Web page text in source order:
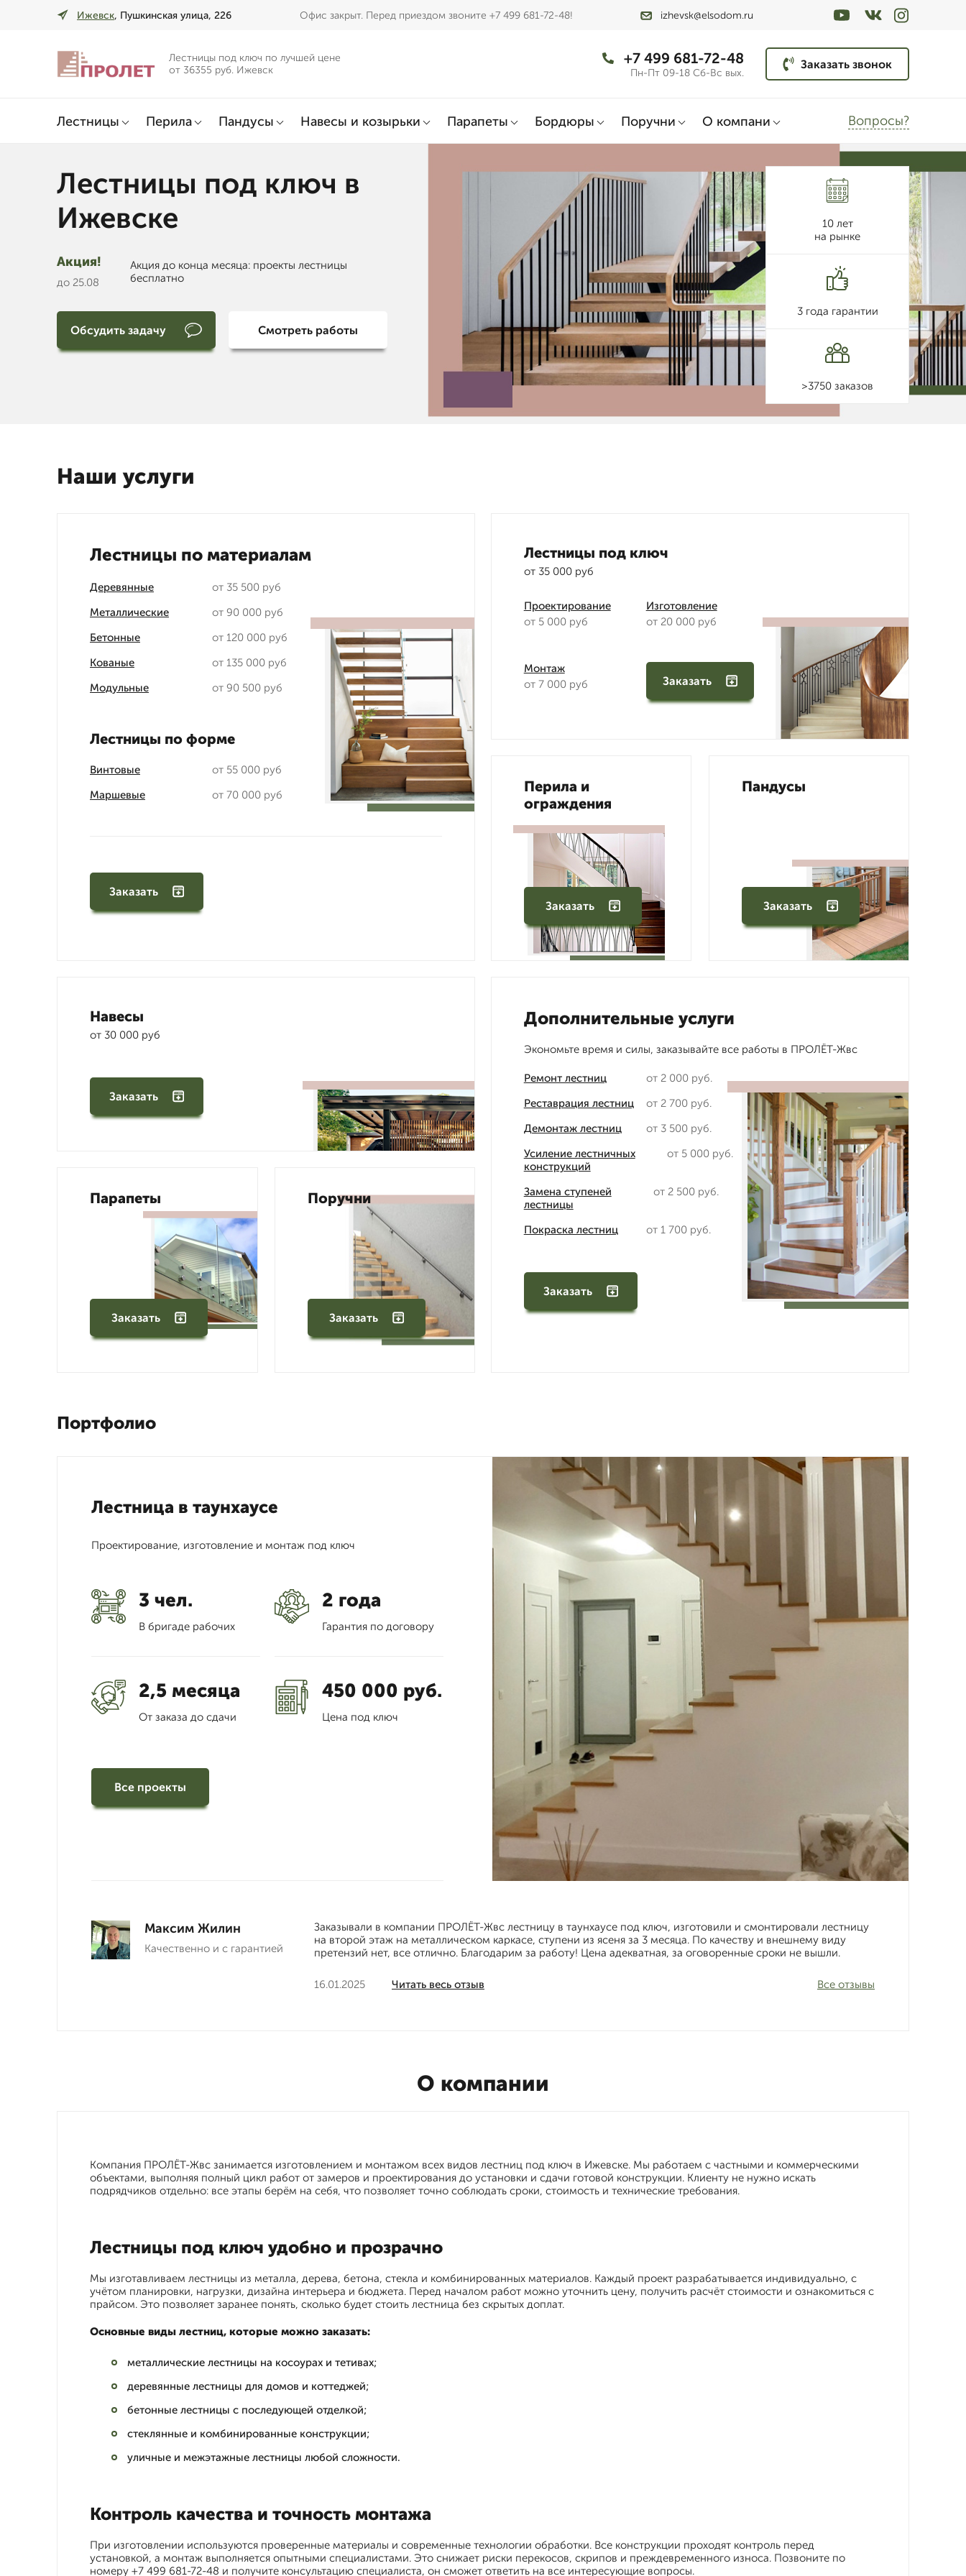
Ижевск, Пушкинская улица, 226 Офис закрыт. Перед приездом звоните +7 499 681-72-48! izhevsk@elsodom.ru
Лестницы под ключ по лучшей цене
от 36355 руб. Ижевск
+7 499 681-72-48
Пн-Пт 09-18 Сб-Вс вых.
Заказать звонок
Лестницы Перила Пандусы Навесы и козырьки Парапеты Бордюры Поручни О компани Вопросы?
Лестницы под ключ в
Ижевске
Акция!
до 25.08
Акция до конца месяца: проекты лестницы
бесплатно
Обсудить задачу Смотреть работы
10 лет
на рынке
3 года гарантии
>3750 заказов
Наши услуги
Лестницы по материалам
Деревянные
от 35 500 руб
Металлические
от 90 000 руб
Бетонные
от 120 000 руб
Кованые
от 135 000 руб
Модульные
от 90 500 руб
Лестницы по форме
Винтовые
от 55 000 руб
Маршевые
от 70 000 руб
Заказать
Лестницы под ключ
от 35 000 руб
Проектирование
от 5 000 руб
Изготовление
от 20 000 руб
Монтаж
от 7 000 руб
Заказать
Перила и
ограждения
Заказать
Пандусы
Заказать
Навесы
от 30 000 руб
Заказать
Парапеты
Заказать
Поручни
Заказать
Дополнительные услуги
Экономьте время и силы, заказывайте все работы в ПРОЛЁТ-Жвс
Ремонт лестниц
от 2 000 руб.
Реставрация лестниц
от 2 700 руб.
Демонтаж лестниц
от 3 500 руб.
Усиление лестничных
конструкций
от 5 000 руб.
Замена ступеней
лестницы
от 2 500 руб.
Покраска лестниц от 1 700 руб.
Заказать
Портфолио
Лестница в таунхаусе
Проектирование, изготовление и монтаж под ключ
3 чел.
В бригаде рабочих
2 года
Гарантия по договору
2,5 месяца
От заказа до сдачи
450 000 руб.
Цена под ключ
Все проекты
Максим Жилин
Качественно и с гарантией
16.01.2025 Читать весь отзыв Все отзывы
Заказывали в компании ПРОЛЁТ-Жвс лестницу в таунхаусе под ключ, изготовили и смонтировали лестницу
на второй этаж на металлическом каркасе, ступени из ясеня за 3 месяца. По качеству и внешнему виду
претензий нет, все отлично. Благодарим за работу! Цена адекватная, за оговоренные сроки не вышли.
О компании
Компания ПРОЛЁТ-Жвс занимается изготовлением и монтажом всех видов лестниц под ключ в Ижевске. Мы работаем с частными и коммерческими
объектами, выполняя полный цикл работ от замеров и проектирования до установки и сдачи готовой конструкции. Клиенту не нужно искать
подрядчиков отдельно: все этапы берём на себя, что позволяет точно соблюдать сроки, стоимость и технические требования.
Лестницы под ключ удобно и прозрачно
Мы изготавливаем лестницы из металла, дерева, бетона, стекла и комбинированных материалов. Каждый проект разрабатывается индивидуально, с
учётом планировки, нагрузки, дизайна интерьера и бюджета. Перед началом работ можно уточнить цену, получить расчёт стоимости и ознакомиться с
прайсом. Это позволяет заранее понять, сколько будет стоить лестница без скрытых доплат.
Основные виды лестниц, которые можно заказать:
металлические лестницы на косоурах и тетивах;
деревянные лестницы для домов и коттеджей;
бетонные лестницы с последующей отделкой;
стеклянные и комбинированные конструкции;
уличные и межэтажные лестницы любой сложности.
Контроль качества и точность монтажа
При изготовлении используются проверенные материалы и современные технологии обработки. Все конструкции проходят контроль перед
установкой, а монтаж выполняется опытными специалистами. Это снижает риски перекосов, скрипов и преждевременного износа. Позвоните по
номеру +7 499 681-72-48 и получите консультацию специалиста, он сможет ответить на все интересующие вопросы.